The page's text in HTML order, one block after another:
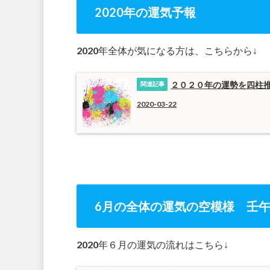
2020年の運気予報
2020年全体が気になる方は、こちらから↓
２０２０年の運勢を四柱
2020-03-22
6月の全体の運気の空模様 壬午
2020年６月の運気の流れはこちら↓